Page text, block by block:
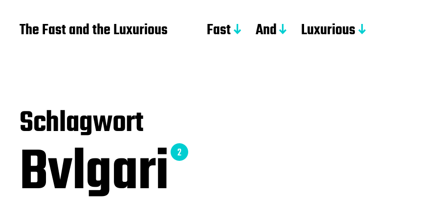
The Fast and the Luxurious Fast And Luxurious
Schlagwort
Bvlgari2